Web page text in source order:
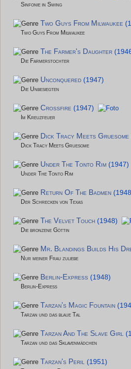
Sinfonie in Swing
Two Guys From Milwaukee
Two Guys From Milwaukee
The Farmer's Daughter
Die Farmerstochter
Unconquered (1947)
Die Unbesiegten
Crossfire (1947)
Im Kreuzfeuer
Dick Tracy Meets Gruesome
Dick Tracy Meets Gruesome
Under The Tonto Rim (1947)
Under The Tonto Rim
Return Of The Badmen
Der Schrecken von Texas
The Velvet Touch (1948)
Die bronzene Göttin
Mr. Blandings Builds His
Nur meiner Frau zuliebe
Berlin-Express (1948)
Berlin-Express
Tarzan's Magic Fountain
Tarzan und das blaue Tal
Tarzan And The Slave Girl
Tarzan und das Sklavenmädchen
Tarzan's Peril (1951)